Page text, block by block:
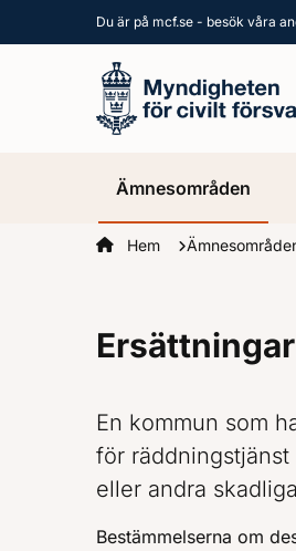
Du är på mcf.se - besök våra
Ämnesområden
Startsidan
Hem
En kommun som
för
eller andra
Bestämmelserna om